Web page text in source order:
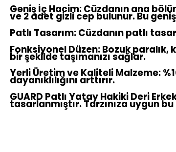
Geniş İç Hacim:Cüzdanın ana
ve 2 adet gizli cep bulunur. Bu
Patlı Tasarım:Cüzdanın patlı
Fonksiyonel Düzen:Bozuk paralık,
bir şekilde taşımanızı sağlar.
Yerli Üretim ve Kaliteli Malzeme:
dayanıklılığını arttırır.
GUARD Patlı Yatay Hakiki Deri
tasarlanmıştır. Tarzınıza uygun